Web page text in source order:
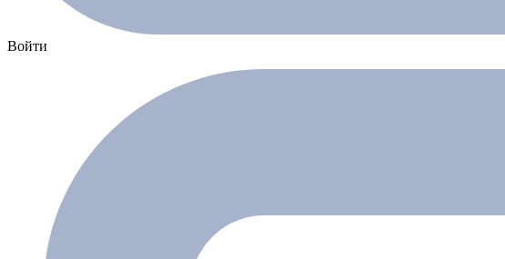
Войти